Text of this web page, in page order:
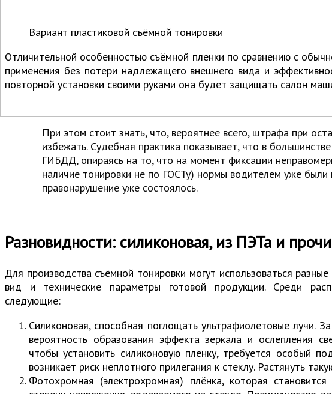
Вариант пластиковой съёмной тонировки
Отличительной особенностью съёмной пленки по сравнению с
применения без потери надлежащего внешнего вида и
повторной установки своими руками она будет защищать салон
При этом стоит знать, что, вероятнее всего, штрафа при
избежать. Судебная практика показывает, что в
ГИБДД, опираясь на то, что на момент фиксации
наличие тонировки не по ГОСТу) нормы водителем уже были
правонарушение уже состоялось.
Разновидности: силиконовая, из ПЭТа и
Для производства съёмной тонировки могут использоваться
вид и технические параметры готовой продукции. Среди
следующие:
Силиконовая, способная поглощать ультрафиолетовые лучи.
вероятность образования эффекта зеркала и ослепления
чтобы установить силиконовую плёнку, требуется особый
возникает риск неплотного прилегания к стеклу. Растянуть
Фотохромная (электрохромная) плёнка, которая